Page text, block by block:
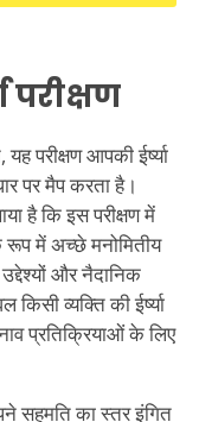
परीक्षण आपकी ईर्ष्या
पर मैप करता है।
है कि इस परीक्षण में
में अच्छे मनोमितीय
और नैदानिक
व्यक्ति की ईर्ष्या
प्रतिक्रियाओं के लिए
सहमति का स्तर इंगित